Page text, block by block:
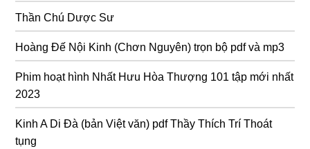
Thần Chú Dược Sư
Hoàng Đế Nội Kinh (Chơn Nguyên) trọn bộ pdf và mp3
Phim hoạt hình Nhất Hưu Hòa Thượng 101 tập mới nhất
2023
Kinh A Di Đà (bản Việt văn) pdf Thầy Thích Trí Thoát
tụng